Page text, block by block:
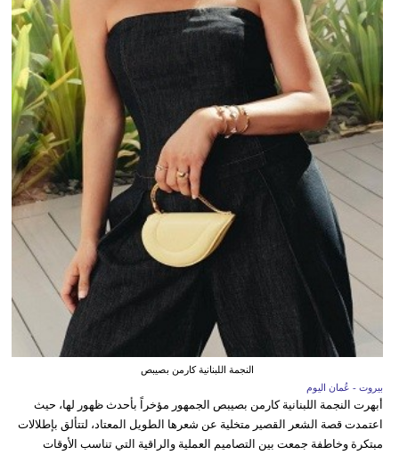
النجمة اللبنانية كارمن بصيبص
بيروت - عُمان اليوم
أبهرت النجمة اللبنانية كارمن بصيبص الجمهور مؤخراً بأحدث ظهور لها، حيث
اعتمدت قصة الشعر القصير متخلية عن شعرها الطويل المعتاد، لتتألق بإطلالات
مبتكرة وخاطفة جمعت بين التصاميم العملية والراقية التي تناسب الأوقات